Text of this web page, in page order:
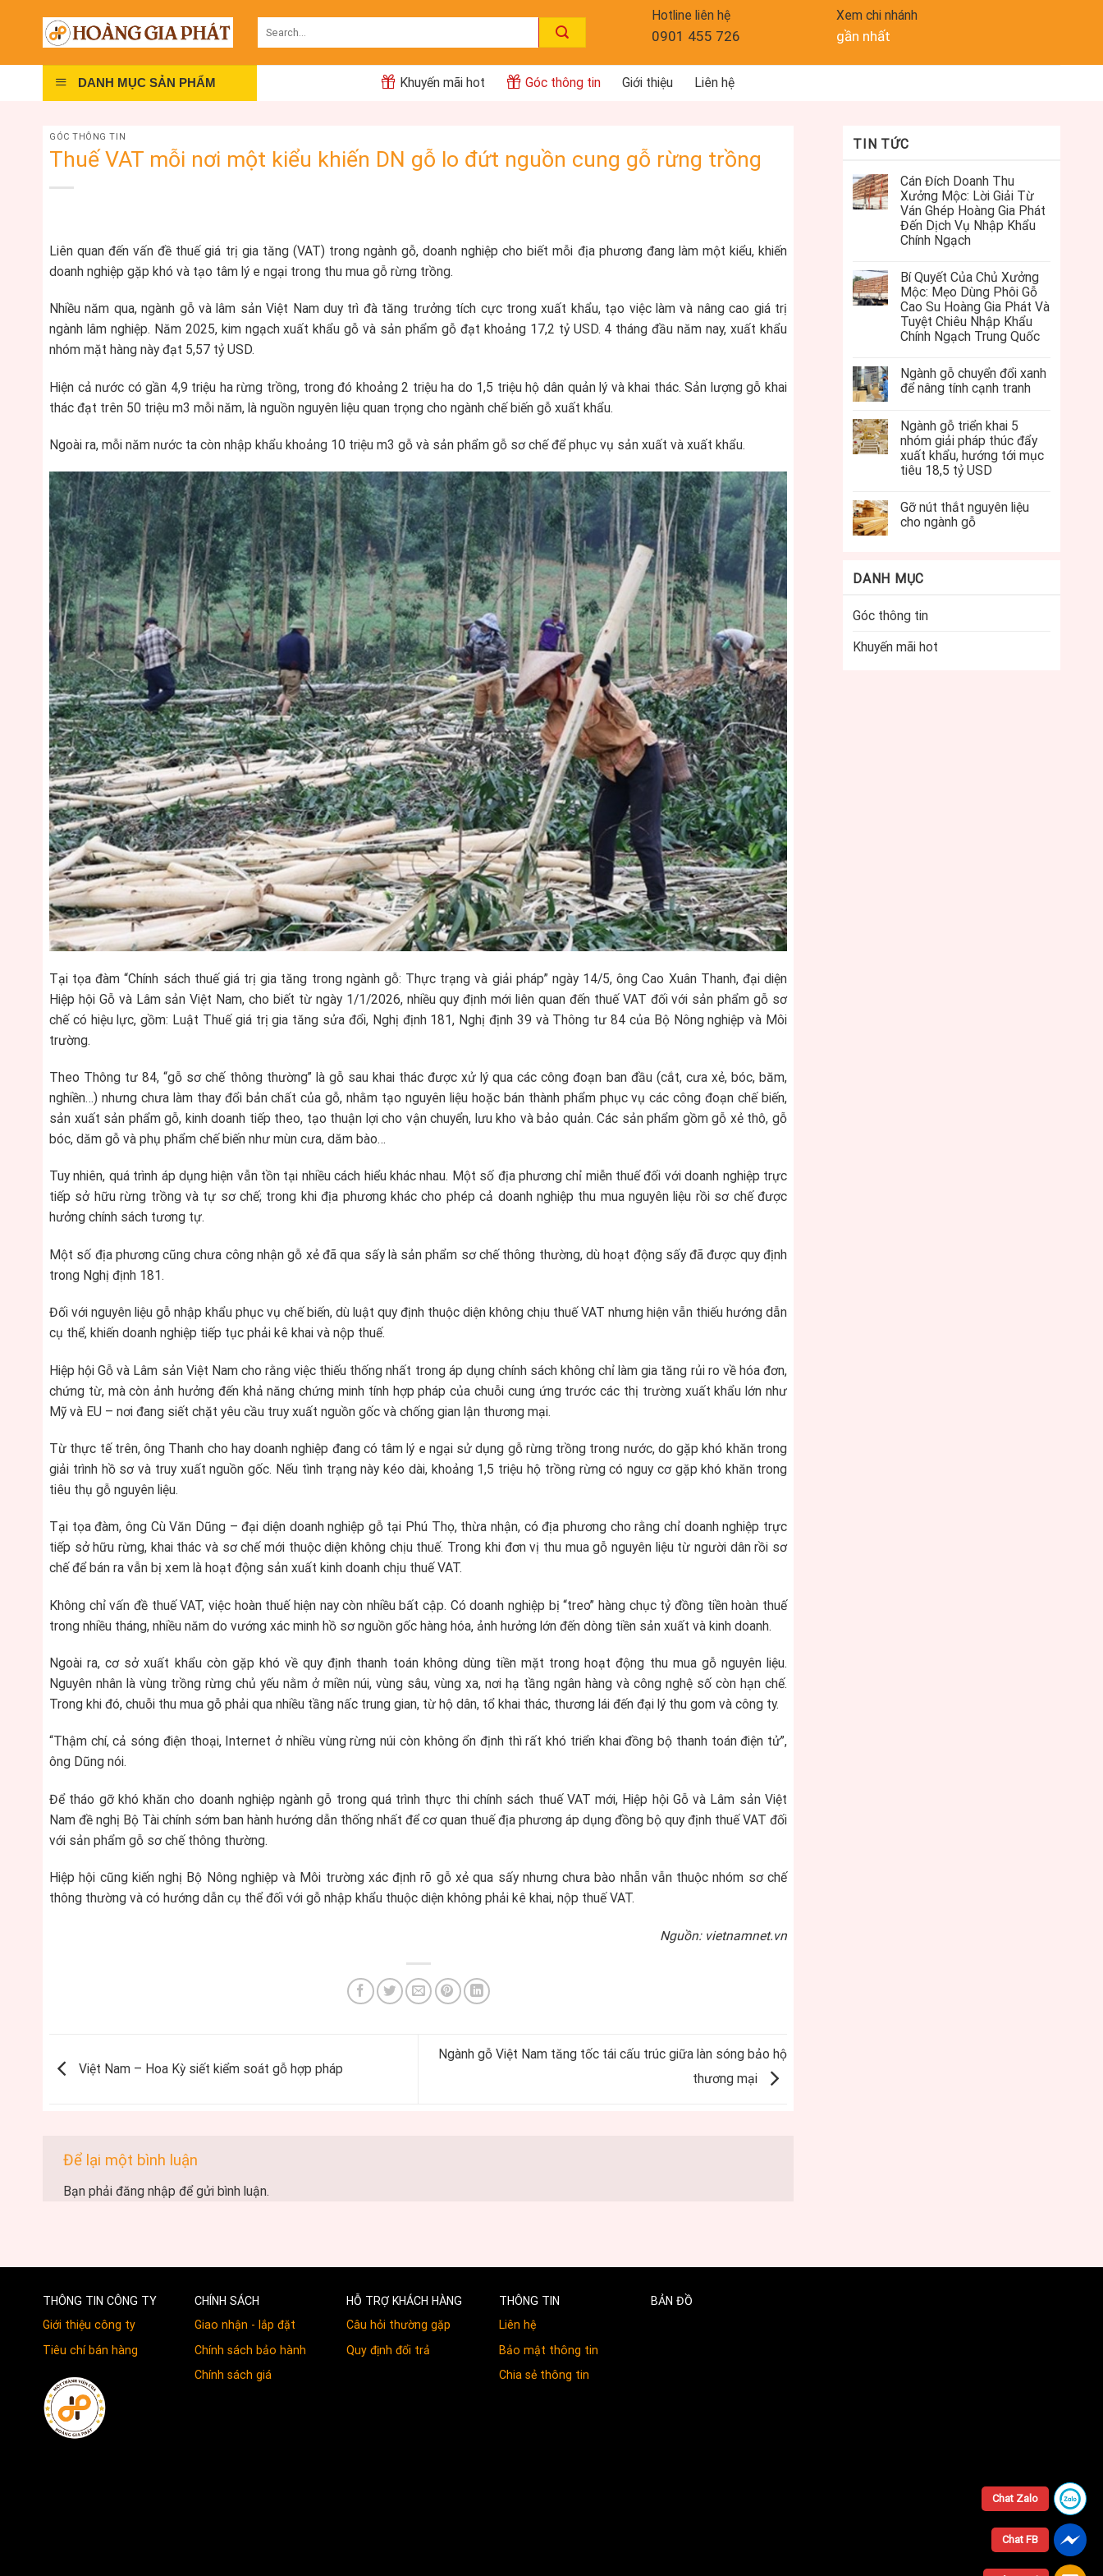
content
Hotline liên hệ
0901 455 726
Xem chi nhánh
gần nhất
DANH MỤC SẢN PHẨM Khuyến mãi hot Góc thông tin Giới thiệu Liên hệ
GÓC THÔNG TIN
Thuế VAT mỗi nơi một kiểu khiến DN gỗ lo đứt nguồn cung gỗ rừng trồng
Liên quan đến vấn đề thuế giá trị gia tăng (VAT) trong ngành gỗ, doanh nghiệp cho biết mỗi địa phương đang làm một kiểu, khiến
doanh nghiệp gặp khó và tạo tâm lý e ngại trong thu mua gỗ rừng trồng.
Nhiều năm qua, ngành gỗ và lâm sản Việt Nam duy trì đà tăng trưởng tích cực trong xuất khẩu, tạo việc làm và nâng cao giá trị
ngành lâm nghiệp. Năm 2025, kim ngạch xuất khẩu gỗ và sản phẩm gỗ đạt khoảng 17,2 tỷ USD. 4 tháng đầu năm nay, xuất khẩu
nhóm mặt hàng này đạt 5,57 tỷ USD.
Hiện cả nước có gần 4,9 triệu ha rừng trồng, trong đó khoảng 2 triệu ha do 1,5 triệu hộ dân quản lý và khai thác. Sản lượng gỗ khai
thác đạt trên 50 triệu m3 mỗi năm, là nguồn nguyên liệu quan trọng cho ngành chế biến gỗ xuất khẩu.
Ngoài ra, mỗi năm nước ta còn nhập khẩu khoảng 10 triệu m3 gỗ và sản phẩm gỗ sơ chế để phục vụ sản xuất và xuất khẩu.
Tại tọa đàm “Chính sách thuế giá trị gia tăng trong ngành gỗ: Thực trạng và giải pháp” ngày 14/5, ông Cao Xuân Thanh, đại diện
Hiệp hội Gỗ và Lâm sản Việt Nam, cho biết từ ngày 1/1/2026, nhiều quy định mới liên quan đến thuế VAT đối với sản phẩm gỗ sơ
chế có hiệu lực, gồm: Luật Thuế giá trị gia tăng sửa đổi, Nghị định 181, Nghị định 39 và Thông tư 84 của Bộ Nông nghiệp và Môi
trường.
Theo Thông tư 84, “gỗ sơ chế thông thường” là gỗ sau khai thác được xử lý qua các công đoạn ban đầu (cắt, cưa xẻ, bóc, băm,
nghiền…) nhưng chưa làm thay đổi bản chất của gỗ, nhằm tạo nguyên liệu hoặc bán thành phẩm phục vụ các công đoạn chế biến,
sản xuất sản phẩm gỗ, kinh doanh tiếp theo, tạo thuận lợi cho vận chuyển, lưu kho và bảo quản. Các sản phẩm gồm gỗ xẻ thô, gỗ
bóc, dăm gỗ và phụ phẩm chế biến như mùn cưa, dăm bào…
Tuy nhiên, quá trình áp dụng hiện vẫn tồn tại nhiều cách hiểu khác nhau. Một số địa phương chỉ miễn thuế đối với doanh nghiệp trực
tiếp sở hữu rừng trồng và tự sơ chế; trong khi địa phương khác cho phép cả doanh nghiệp thu mua nguyên liệu rồi sơ chế được
hưởng chính sách tương tự.
Một số địa phương cũng chưa công nhận gỗ xẻ đã qua sấy là sản phẩm sơ chế thông thường, dù hoạt động sấy đã được quy định
trong Nghị định 181.
Đối với nguyên liệu gỗ nhập khẩu phục vụ chế biến, dù luật quy định thuộc diện không chịu thuế VAT nhưng hiện vẫn thiếu hướng dẫn
cụ thể, khiến doanh nghiệp tiếp tục phải kê khai và nộp thuế.
Hiệp hội Gỗ và Lâm sản Việt Nam cho rằng việc thiếu thống nhất trong áp dụng chính sách không chỉ làm gia tăng rủi ro về hóa đơn,
chứng từ, mà còn ảnh hưởng đến khả năng chứng minh tính hợp pháp của chuỗi cung ứng trước các thị trường xuất khẩu lớn như
Mỹ và EU – nơi đang siết chặt yêu cầu truy xuất nguồn gốc và chống gian lận thương mại.
Từ thực tế trên, ông Thanh cho hay doanh nghiệp đang có tâm lý e ngại sử dụng gỗ rừng trồng trong nước, do gặp khó khăn trong
giải trình hồ sơ và truy xuất nguồn gốc. Nếu tình trạng này kéo dài, khoảng 1,5 triệu hộ trồng rừng có nguy cơ gặp khó khăn trong
tiêu thụ gỗ nguyên liệu.
Tại tọa đàm, ông Cù Văn Dũng – đại diện doanh nghiệp gỗ tại Phú Thọ, thừa nhận, có địa phương cho rằng chỉ doanh nghiệp trực
tiếp sở hữu rừng, khai thác và sơ chế mới thuộc diện không chịu thuế. Trong khi đơn vị thu mua gỗ nguyên liệu từ người dân rồi sơ
chế để bán ra vẫn bị xem là hoạt động sản xuất kinh doanh chịu thuế VAT.
Không chỉ vấn đề thuế VAT, việc hoàn thuế hiện nay còn nhiều bất cập. Có doanh nghiệp bị “treo” hàng chục tỷ đồng tiền hoàn thuế
trong nhiều tháng, nhiều năm do vướng xác minh hồ sơ nguồn gốc hàng hóa, ảnh hưởng lớn đến dòng tiền sản xuất và kinh doanh.
Ngoài ra, cơ sở xuất khẩu còn gặp khó về quy định thanh toán không dùng tiền mặt trong hoạt động thu mua gỗ nguyên liệu.
Nguyên nhân là vùng trồng rừng chủ yếu nằm ở miền núi, vùng sâu, vùng xa, nơi hạ tầng ngân hàng và công nghệ số còn hạn chế.
Trong khi đó, chuỗi thu mua gỗ phải qua nhiều tầng nấc trung gian, từ hộ dân, tổ khai thác, thương lái đến đại lý thu gom và công ty.
“Thậm chí, cả sóng điện thoại, Internet ở nhiều vùng rừng núi còn không ổn định thì rất khó triển khai đồng bộ thanh toán điện tử”,
ông Dũng nói.
Để tháo gỡ khó khăn cho doanh nghiệp ngành gỗ trong quá trình thực thi chính sách thuế VAT mới, Hiệp hội Gỗ và Lâm sản Việt
Nam đề nghị Bộ Tài chính sớm ban hành hướng dẫn thống nhất để cơ quan thuế địa phương áp dụng đồng bộ quy định thuế VAT đối
với sản phẩm gỗ sơ chế thông thường.
Hiệp hội cũng kiến nghị Bộ Nông nghiệp và Môi trường xác định rõ gỗ xẻ qua sấy nhưng chưa bào nhẵn vẫn thuộc nhóm sơ chế
thông thường và có hướng dẫn cụ thể đối với gỗ nhập khẩu thuộc diện không phải kê khai, nộp thuế VAT.
Nguồn: vietnamnet.vn
Việt Nam – Hoa Kỳ siết kiểm soát gỗ hợp pháp
Ngành gỗ Việt Nam tăng tốc tái cấu trúc giữa làn sóng bảo hộ
thương mại
Để lại một bình luận
Bạn phải đăng nhập để gửi bình luận.
TIN TỨC
Cán Đích Doanh Thu
Xưởng Mộc: Lời Giải Từ
Ván Ghép Hoàng Gia Phát
Đến Dịch Vụ Nhập Khẩu
Chính Ngạch
Bí Quyết Của Chủ Xưởng
Mộc: Mẹo Dùng Phôi Gỗ
Cao Su Hoàng Gia Phát Và
Tuyệt Chiêu Nhập Khẩu
Chính Ngạch Trung Quốc
Ngành gỗ chuyển đổi xanh
để nâng tính cạnh tranh
Ngành gỗ triển khai 5
nhóm giải pháp thúc đẩy
xuất khẩu, hướng tới mục
tiêu 18,5 tỷ USD
Gỡ nút thắt nguyên liệu
cho ngành gỗ
DANH MỤC
Góc thông tin
Khuyến mãi hot
THÔNG TIN CÔNG TY
Giới thiệu công ty
Tiêu chí bán hàng
CHÍNH SÁCH
Giao nhận - lắp đặt
Chính sách bảo hành
Chính sách giá
HỖ TRỢ KHÁCH HÀNG
Câu hỏi thường gặp
Quy định đổi trả
THÔNG TIN
Liên hệ
Bảo mật thông tin
Chia sẻ thông tin
BẢN ĐỒ
Chat Zalo
Chat FB